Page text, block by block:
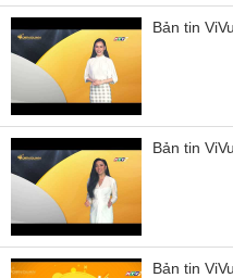
Bản tin
Bản tin
Bản tin